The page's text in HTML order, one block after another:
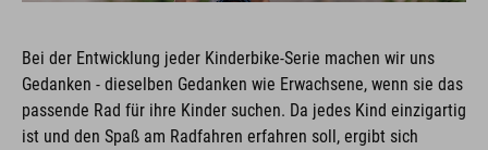
Bei der Entwicklung jeder Kinderbike-Serie machen wir uns
Gedanken - dieselben Gedanken wie Erwachsene, wenn sie das
passende Rad für ihre Kinder suchen. Da jedes Kind einzigartig
ist und den Spaß am Radfahren erfahren soll, ergibt sich